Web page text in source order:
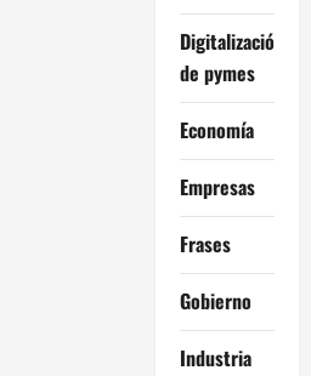
Digitalización
de pymes
Economía
Empresas
Frases
Gobierno
Industria